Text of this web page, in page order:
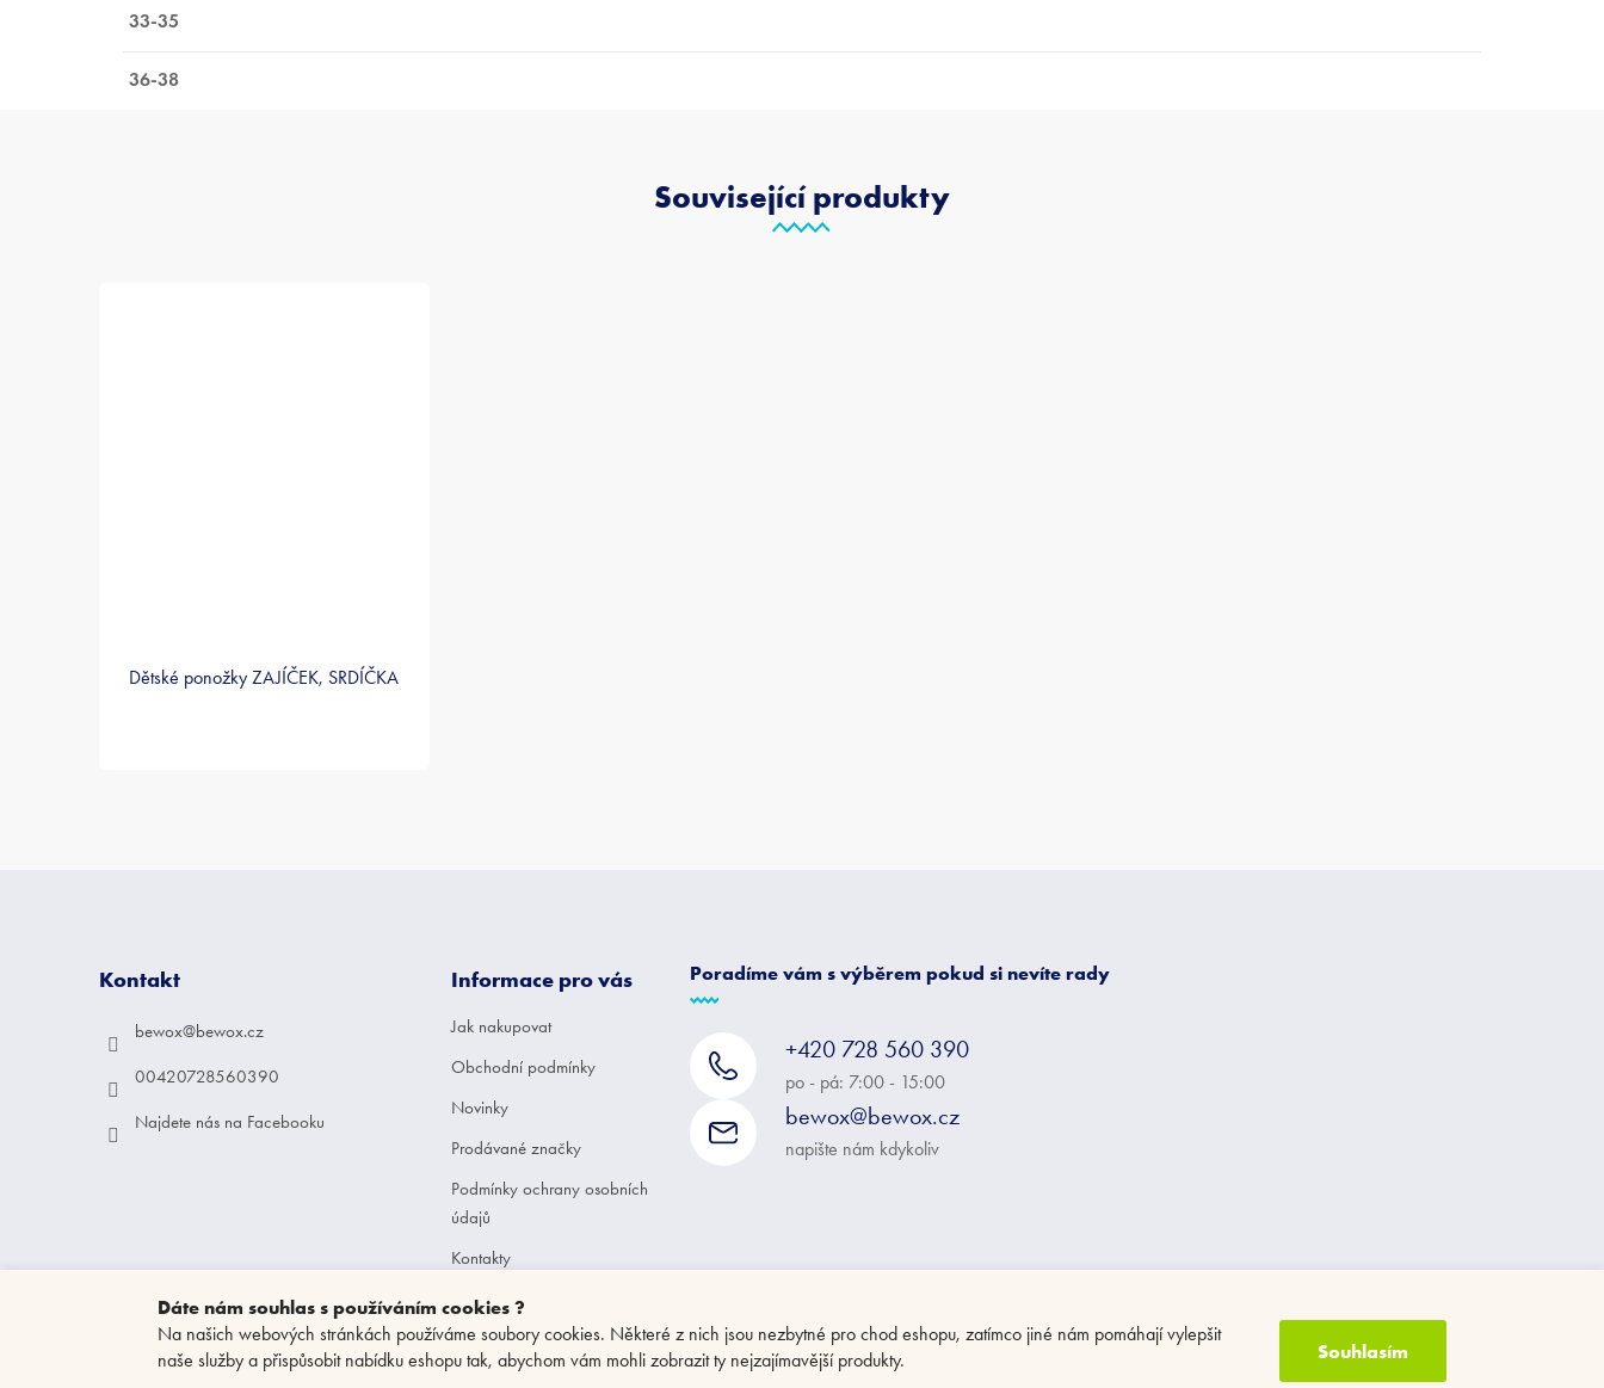
Dáte nám souhlas s používáním cookies ?
Na našich webových stránkách používáme soubory cookies. Některé z nich jsou nezbytné pro chod eshopu, zatímco jiné nám pomáhají vylepšit
naše služby a přispůsobit nabídku eshopu tak, abychom vám mohli zobrazit ty nejzajímavější produkty.
Souhlasím
33-35
36-38
Související produkty
Dětské ponožky ZAJÍČEK, SRDÍČKA
Kontakt
bewox@bewox.cz
00420728560390
Najdete nás na Facebooku
Informace pro vás
Jak nakupovat
Obchodní podmínky
Novinky
Prodávané značky
Podmínky ochrany osobních
údajů
Kontakty
Poradíme vám s výběrem pokud si nevíte rady
+420 728 560 390
po - pá: 7:00 - 15:00
bewox@bewox.cz
napište nám kdykoliv